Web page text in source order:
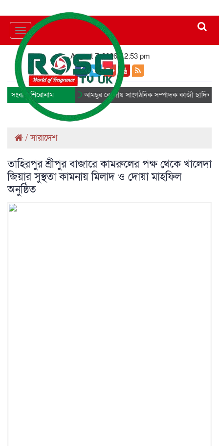
Toggle
navigation
August 7, 2026, 12:53 pm
সংবাদ শিরোনাম আমছুর কেন্দ্রীয় সাংগঠনিক সম্পাদক কাজী ছাদিক
/সারাদেশ
তাহিরপুর শ্রীপুর বাজারে কামরুলের পক্ষ থেকে খালেদা
জিয়ার সুস্থতা কামনায় মিলাদ ও দোয়া মাহফিল
অনুষ্ঠিত